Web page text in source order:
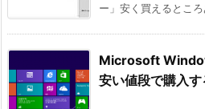
ー」安く買えるとこ
Microsoft
安い値段で購入